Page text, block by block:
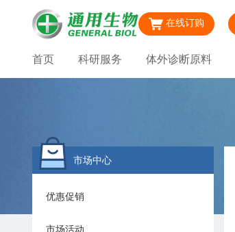
在线订购
首页 科研服务 体外诊断原料
市场中心
优惠促销
市场活动